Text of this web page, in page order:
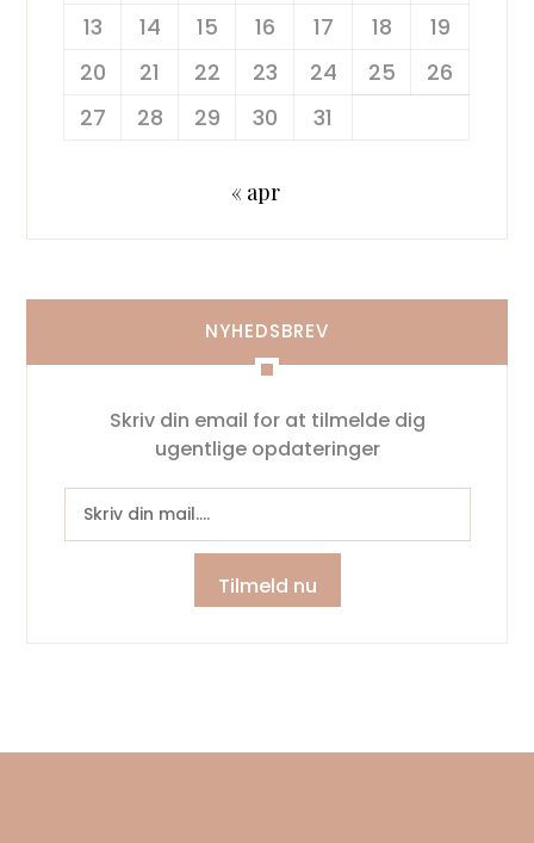
13
14 15 16 17 18
19
20
21 22 23 24 25
26
27
28 29 30 31
« apr
NYHEDSBREV
Skriv din email for at tilmelde dig
ugentlige opdateringer
Tilmeld nu